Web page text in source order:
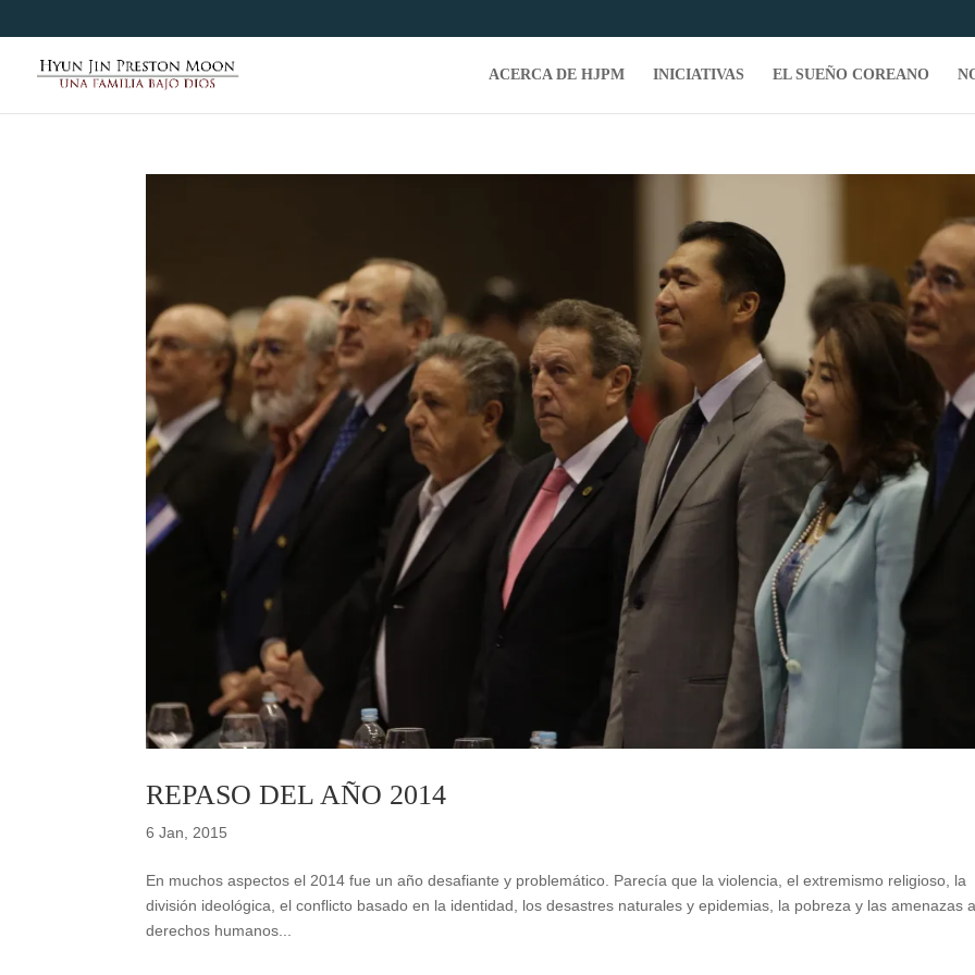
ACERCA DE HJPM INICIATIVAS EL SUEÑO COREANO
REPASO DEL AÑO 2014
6 Jan, 2015
En muchos aspectos el 2014 fue un año desafiante y problemático. Parecía que la violencia, el extremismo religioso, la
división ideológica, el conflicto basado en la identidad, los desastres naturales y epidemias, la pobreza y las amenazas
derechos humanos...